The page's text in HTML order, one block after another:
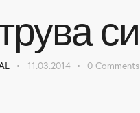
си
11.03.2014 0 Comments